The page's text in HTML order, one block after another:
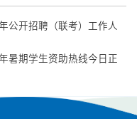
公开招聘（联考）工作人
暑期学生资助热线今日正